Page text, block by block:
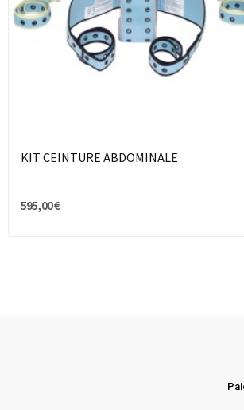
KIT CEINTURE ABDOMINALE
595,00 €